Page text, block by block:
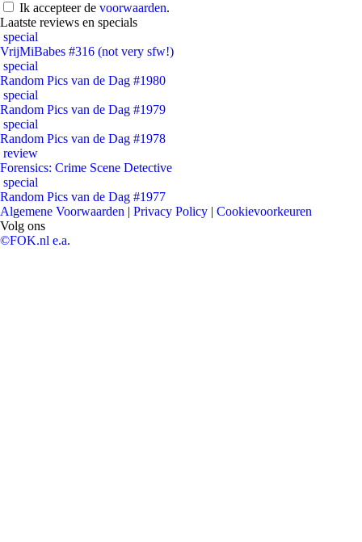
Ik accepteer de voorwaarden.
Laatste reviews en specials
special
VrijMiBabes #316 (not very sfw!)
special
Random Pics van de Dag #1980
special
Random Pics van de Dag #1979
special
Random Pics van de Dag #1978
review
Forensics: Crime Scene Detective
special
Random Pics van de Dag #1977
Algemene Voorwaarden | Privacy Policy | Cookievoorkeuren
Volg ons
©FOK.nl e.a.